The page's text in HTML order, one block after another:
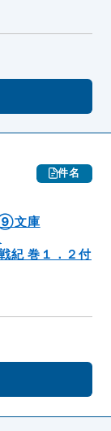
件名
文庫
紀 巻１．２付